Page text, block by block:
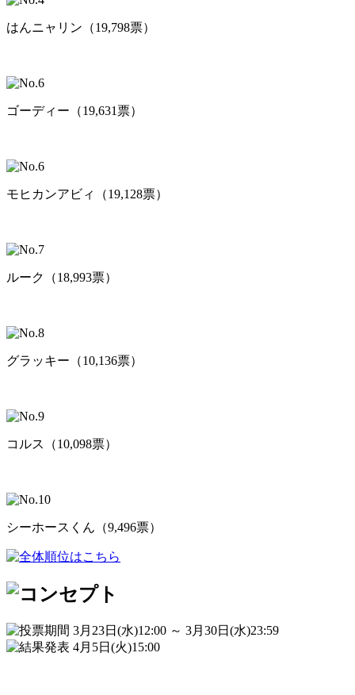
はんニャリン（19,798票）
ゴーディー（19,631票）
モヒカンアビィ（19,128票）
ルーク（18,993票）
グラッキー（10,136票）
コルス（10,098票）
シーホースくん（9,496票）